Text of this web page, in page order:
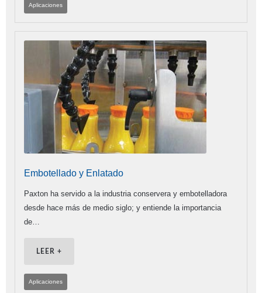
Aplicaciones
Embotellado y Enlatado
Paxton ha servido a la industria conservera y embotelladora
desde hace más de medio siglo; y entiende la importancia
de…
LEER +
Aplicaciones